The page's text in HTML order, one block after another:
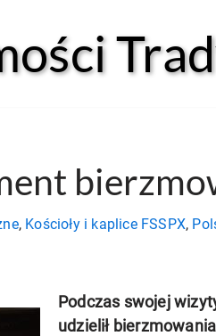
, Kościoły i kaplice FSSPX,
Podczas swojej
udzielił